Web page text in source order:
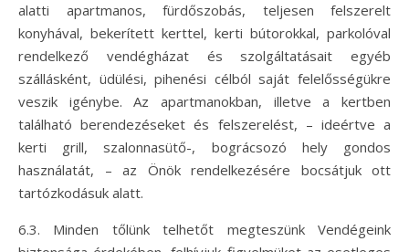
alatti apartmanos, fürdőszobás, teljesen felszerelt
konyhával, bekerített kerttel, kerti bútorokkal, parkolóval
rendelkező vendégházat és szolgáltatásait egyéb
szállásként, üdülési, pihenési célból saját felelősségükre
veszik igénybe. Az apartmanokban, illetve a kertben
található berendezéseket és felszerelést, – ideértve a
kerti grill, szalonnasütő-, bográcsozó hely gondos
használatát, – az Önök rendelkezésére bocsátjuk ott
tartózkodásuk alatt.
6.3. Minden tőlünk telhetőt megteszünk Vendégeink